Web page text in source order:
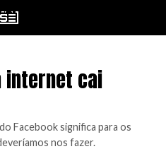
internet cai
Facebook significa para os
nos fazer.